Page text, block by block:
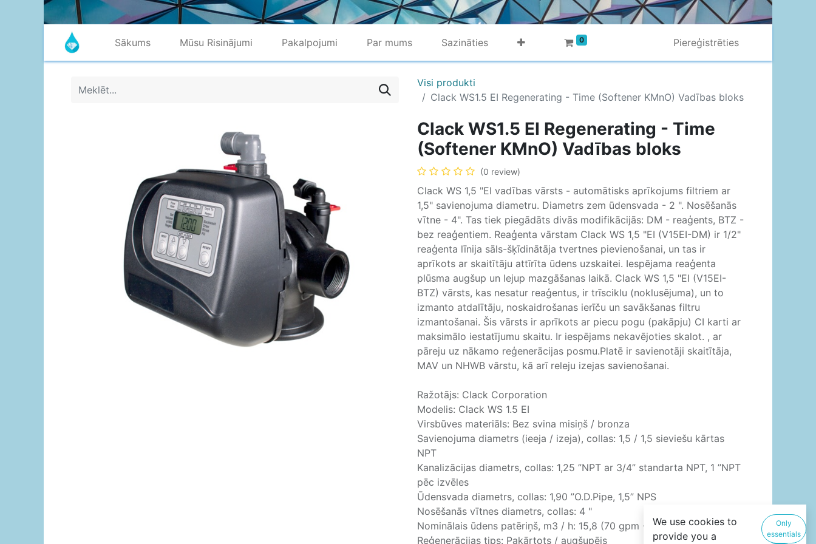
Sākums Mūsu Risinājumi Pakalpojumi Par mums Sazināties 0 Piereģistrēties
Visi produkti
Clack WS1.5 EI Regenerating - Time (Softener KMnO) Vadības bloks
Clack WS1.5 EI Regenerating - Time
(Softener KMnO) Vadības bloks
(0 review)
Clack WS 1,5 "EI vadības vārsts - automātisks aprīkojums filtriem ar
1,5" savienojuma diametru. Diametrs zem ūdensvada - 2 ". Nosēšanās
vītne - 4". Tas tiek piegādāts divās modifikācijās: DM - reaģents, BTZ -
bez reaģentiem. Reaģenta vārstam Clack WS 1,5 "EI (V15EI-DM) ir 1/2"
reaģenta līnija sāls-šķīdinātāja tvertnes pievienošanai, un tas ir
aprīkots ar skaitītāju attīrīta ūdens uzskaitei. Iespējama reaģenta
plūsma augšup un lejup mazgāšanas laikā. Clack WS 1,5 "EI (V15EI-
BTZ) vārsts, kas nesatur reaģentus, ir trīsciklu (noklusējuma), un to
izmanto atdalītāju, noskaidrošanas ierīču un savākšanas filtru
izmantošanai. Šis vārsts ir aprīkots ar piecu pogu (pakāpju) CI karti ar
maksimālo iestatījumu skaitu. Ir iespējams nekavējoties skalot. , ar
pāreju uz nākamo reģenerācijas posmu.Platē ir savienotāji skaitītāja,
MAV un NHWB vārstu, kā arī releju izejas savienošanai.
Ražotājs: Clack Corporation
Modelis: Clack WS 1.5 EI
Virsbūves materiāls: Bez svina misiņš / bronza
Savienojuma diametrs (ieeja / izeja), collas: 1,5 / 1,5 sieviešu kārtas
NPT
Kanalizācijas diametrs, collas: 1,25 ”NPT ar 3/4” standarta NPT, 1 ”NPT
pēc izvēles
Ūdensvada diametrs, collas: 1,90 ”O.D.Pipe, 1,5” NPS
Nosēšanās vītnes diametrs, collas: 4 "
Nominālais ūdens patēriņš, m3 / h: 15,8 (70 gpm - 263 l / min)
Reģenerācijas tips: Pakārtots / augšupējs
We use cookies to
provide you a
Only
essentials